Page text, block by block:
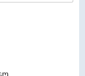
2.0 (host /
1.8 (host /